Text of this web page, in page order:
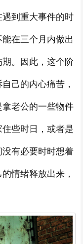
到重大事件的时
在三个月内做出
。因此，这个阶
己的内心痛苦，
老公的一些物件
些时日，或者是
有必要时时想着
情绪释放出来，